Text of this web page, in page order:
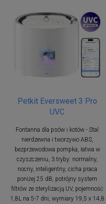
Petkit Eversweet 3 Pro
UVC
Fontanna dla psów i kotów - Stal
nierdzewna i tworzywo ABS,
bezprzewodowa pompka, łatwa w
czyszczeniu, 3 tryby: normalny,
nocny, inteligentny, cicha praca
poniżej 25 dB, potrójny system
filtrów ze sterylizacją UV, pojemność
1,8L na 5-7 dni, wymiary 19,5 x 14,8